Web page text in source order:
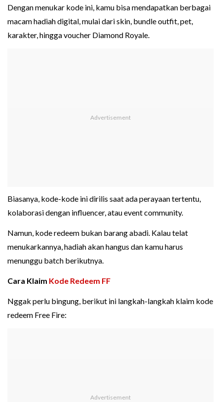
Dengan menukar kode ini, kamu bisa mendapatkan berbagai
macam hadiah digital, mulai dari skin, bundle outfit, pet,
karakter, hingga voucher Diamond Royale.
Biasanya, kode-kode ini dirilis saat ada perayaan tertentu,
kolaborasi dengan influencer, atau event community.
Namun, kode redeem bukan barang abadi. Kalau telat
menukarkannya, hadiah akan hangus dan kamu harus
menunggu batch berikutnya.
Cara Klaim Kode Redeem FF
Nggak perlu bingung, berikut ini langkah-langkah klaim kode
redeem Free Fire: